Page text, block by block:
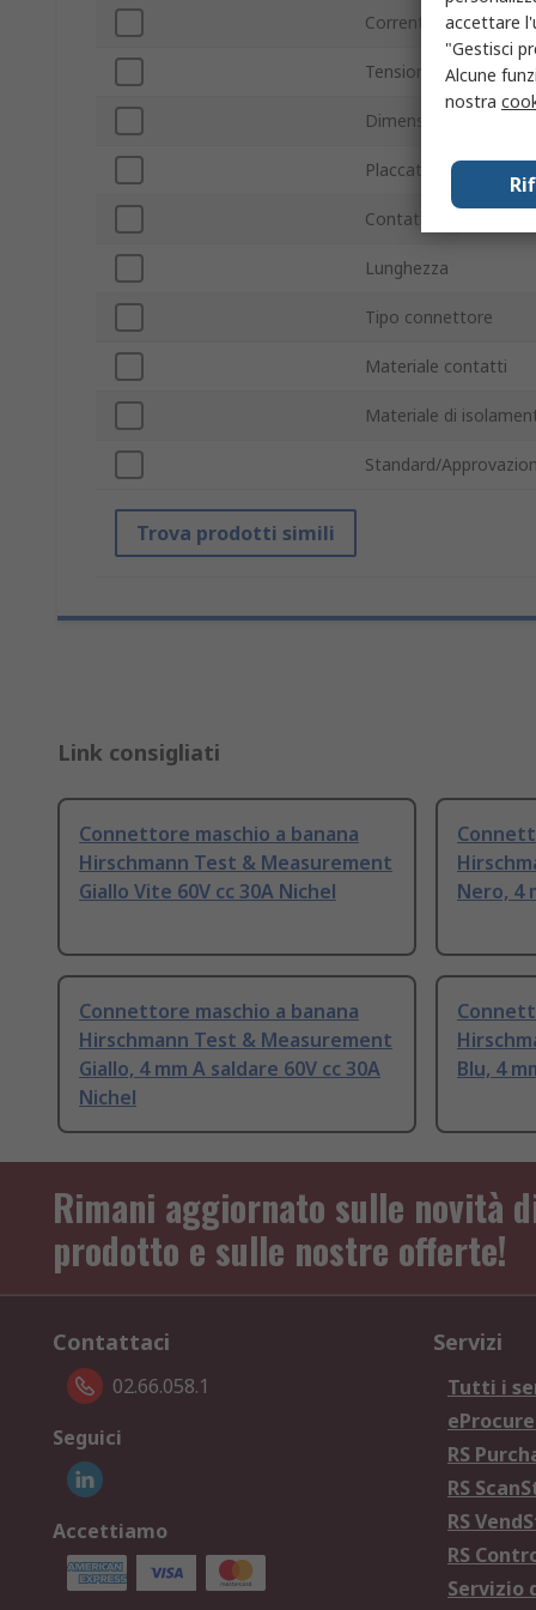
Corrente
Tensione
Dimensione
Placcatura contatti
Contatto a molla
Lunghezza
Tipo connettore
Materiale contatti
Materiale di
Standard/
Trova prodotti simili
Link consigliati
Connettore maschio a banana
Hirschmann Test & Measurement
Giallo Vite 60V cc 30A Nichel
Nero, 4
Connettore maschio a banana
Hirschmann Test & Measurement
Giallo, 4 mm A saldare 60V cc 30A
Nichel
Blu, 4
Rimani aggiornato sulle novità
prodotto e sulle nostre offerte!
Contattaci
02.66.058.1
Seguici
Accettiamo
Servizi
Tutti i
RS
RS
RS
RS
Servizio
accettare
"Gestisci
Alcune
nostra